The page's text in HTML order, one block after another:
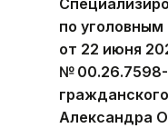
по
от 22 июня
№ 00.26.7598-
Александра